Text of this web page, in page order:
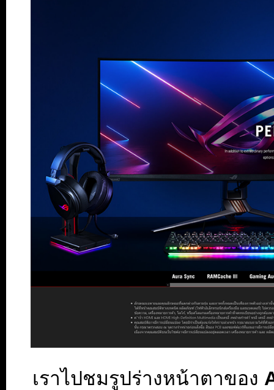
เราไปชมรูปร่างหน้าตาของ